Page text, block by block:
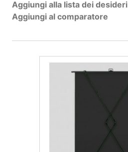
Aggiungi alla lista dei desideri
Aggiungi al comparatore